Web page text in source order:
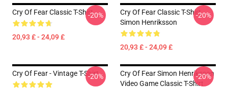
Cry Of Fear Classic T-Shirt
20,93 £ - 24,09 £
-20%
Cry Of Fear Classic T-Shirt
Simon Henriksson
20,93 £ - 24,09 £
-20%
Cry Of Fear - Vintage T-Shirt
-20%
Cry Of Fear Simon Henriksson
Video Game Classic T-Shirt
-20%